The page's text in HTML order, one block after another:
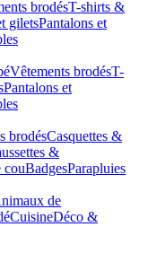
brodésT-shirts &
giletsPantalons et
Vêtements brodésT-
Pantalons et
brodésCasquettes &
&
couBadgesParapluies
de
CuisineDéco &